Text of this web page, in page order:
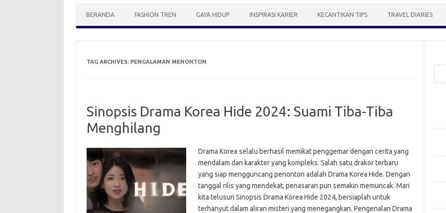
BERANDA FASHION TREN GAYA HIDUP INSPIRASI KARIER KECANTIKAN TIPS TRAVEL DIARIES
TAG ARCHIVES: PENGALAMAN MENONTON
Sinopsis Drama Korea Hide 2024: Suami Tiba-Tiba
Menghilang
Drama Korea selalu berhasil memikat penggemar dengan cerita yang
mendalam dan karakter yang kompleks. Salah satu drakor terbaru
yang siap mengguncang penonton adalah Drama Korea Hide. Dengan
tanggal rilis yang mendekat, penasaran pun semakin memuncak. Mari
kita telusuri Sinopsis Drama Korea Hide 2024, bersiaplah untuk
terhanyut dalam aliran misteri yang menegangkan. Pengenalan Drama